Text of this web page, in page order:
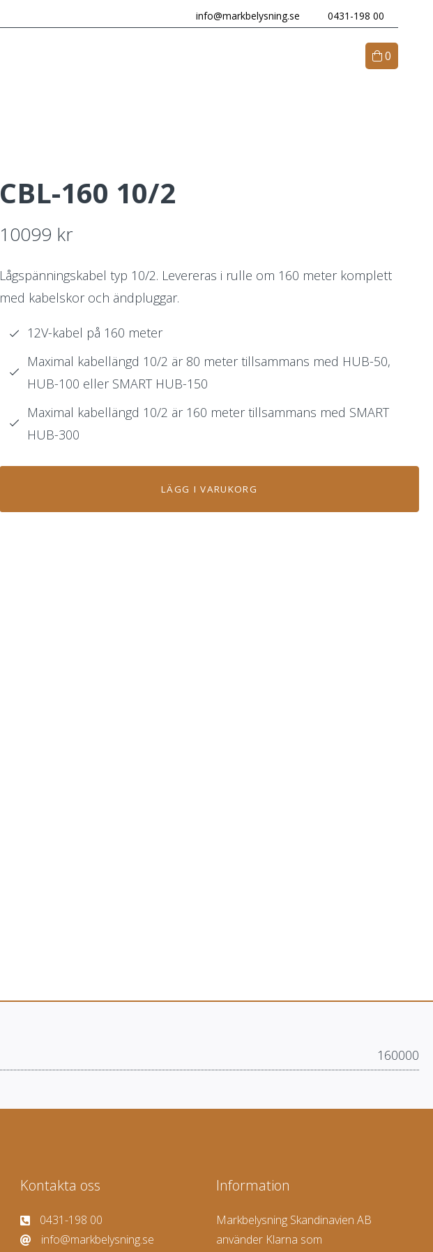
info@markbelysning.se 0431-198 00
0
CBL-160 10/2
10099 kr
Lågspänningskabel typ 10/2. Levereras i rulle om 160 meter komplett
med kabelskor och ändpluggar.
12V-kabel på 160 meter
Maximal kabellängd 10/2 är 80 meter tillsammans med HUB-50,
HUB-100 eller SMART HUB-150
Maximal kabellängd 10/2 är 160 meter tillsammans med SMART
HUB-300
LÄGG I VARUKORG
160000
Kontakta oss
0431-198 00
info@markbelysning.se
Information
Markbelysning Skandinavien AB
använder Klarna som